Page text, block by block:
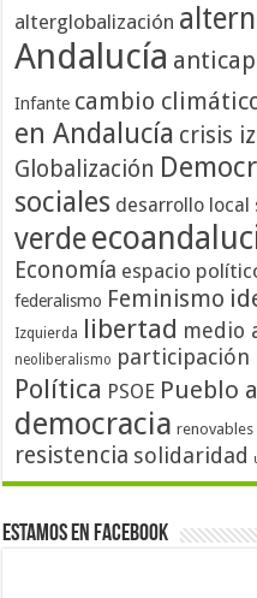
alterglobalización
Andalucía
Infante cambio
en Andalucía crisis
Globalización
sociales desarrollo local
verde
Economía espacio
federalismo Feminismo
Izquierda libertad medio
neoliberalismo participación
Política PSOE Pueblo
democracia renovables
resistencia solidaridad
Estamos en Facebook